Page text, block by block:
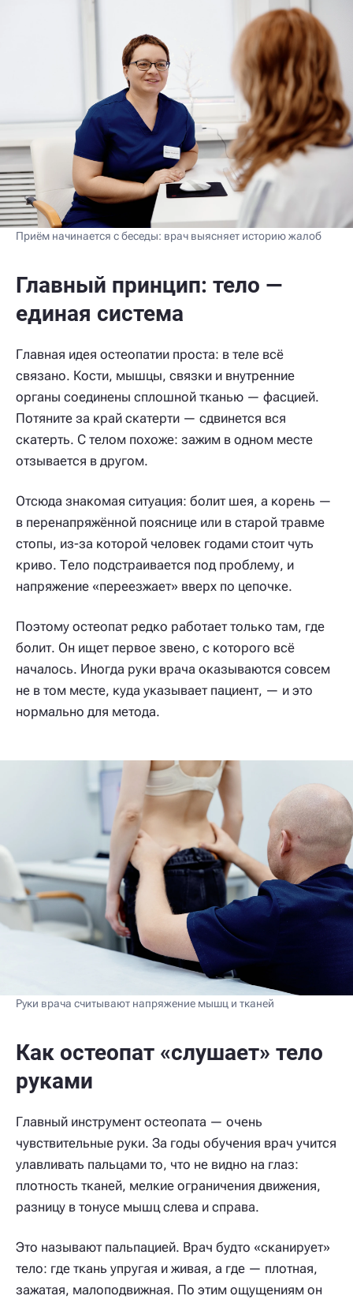
Приём начинается с беседы: врач выясняет историю жалоб
Главный принцип: тело —
единая система
Главная идея остеопатии проста: в теле всё
связано. Кости, мышцы, связки и внутренние
органы соединены сплошной тканью — фасцией.
Потяните за край скатерти — сдвинется вся
скатерть. С телом похоже: зажим в одном месте
отзывается в другом.
Отсюда знакомая ситуация: болит шея, а корень —
в перенапряжённой пояснице или в старой травме
стопы, из-за которой человек годами стоит чуть
криво. Тело подстраивается под проблему, и
напряжение «переезжает» вверх по цепочке.
Поэтому остеопат редко работает только там, где
болит. Он ищет первое звено, с которого всё
началось. Иногда руки врача оказываются совсем
не в том месте, куда указывает пациент, — и это
нормально для метода.
Руки врача считывают напряжение мышц и тканей
Как остеопат «слушает» тело
руками
Главный инструмент остеопата — очень
чувствительные руки. За годы обучения врач учится
улавливать пальцами то, что не видно на глаз:
плотность тканей, мелкие ограничения движения,
разницу в тонусе мышц слева и справа.
Это называют пальпацией. Врач будто «сканирует»
тело: где ткань упругая и живая, а где — плотная,
зажатая, малоподвижная. По этим ощущениям он